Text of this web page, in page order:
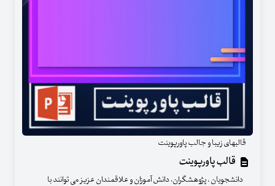
قالبهای زیبا و جالب پاورپوینت
قالب پاورپوینت
دانشجویان ، پژوهشگران، دانش آموزان و علاقمندان عزیز می توانند با